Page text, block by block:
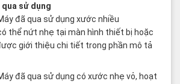
sử dụng
đã qua sử dụng xước nhiều
thể nứt nhẹ tại màn hình thiết bị hoặc
giới thiệu chi tiết trong phần mô tả
đã qua sử dụng có xước nhẹ vỏ, hoạt